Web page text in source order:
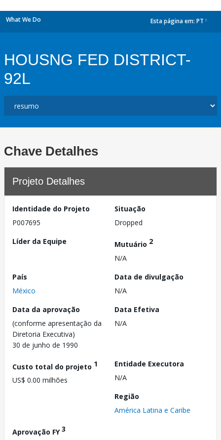
What We Do Esta página em: PT
HOUSNG FED DISTRICT-
92L
Chave Detalhes
Projeto Detalhes
Identidade do Projeto
P007695
Situação
Dropped
Líder da Equipe
Mutuário 2
N/A
País
México
Data de divulgação
N/A
Data da aprovação
(conforme apresentação da
Diretoria Executiva)
30 de junho de 1990
Data Efetiva
N/A
Custo total do projeto 1
US$ 0.00 milhões
Entidade Executora
N/A
Região
América Latina e Caribe
Aprovação FY3